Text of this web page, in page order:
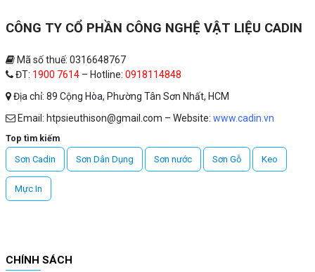
CÔNG TY CỔ PHẦN CÔNG NGHỆ VẬT LIỆU CADIN
Mã số thuế: 0316648767
ĐT: 1900 7614 – Hotline: 0918114848
Địa chỉ: 89 Cộng Hòa, Phường Tân Sơn Nhất, HCM
Email: htpsieuthison@gmail.com – Website: www.cadin.vn
Top tìm kiếm
Sơn Cadin
Sơn Dân Dụng Sơn nước Sơn Gỗ Keo
Mực In
CHÍNH SÁCH